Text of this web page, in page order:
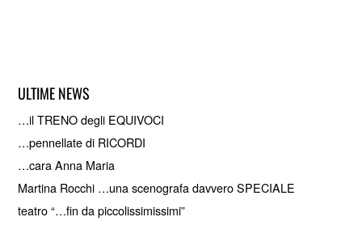
ULTIME NEWS
…il TRENO degli EQUIVOCI
…pennellate di RICORDI
…cara Anna Maria
Martina Rocchi …una scenografa davvero SPECIALE
teatro “…fin da piccolissimissimi”